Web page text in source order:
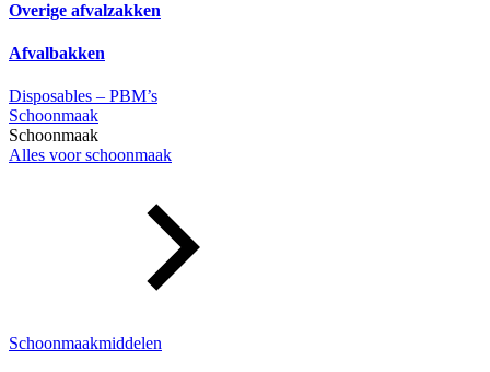
Overige afvalzakken
Afvalbakken
Disposables – PBM’s
Schoonmaak
Schoonmaak
Alles voor schoonmaak
Schoonmaakmiddelen